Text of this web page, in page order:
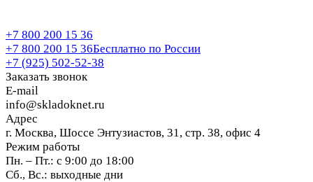
+7 800 200 15 36
+7 800 200 15 36Бесплатно по России
+7 (925) 502-52-38
Заказать звонок
E-mail
info@skladoknet.ru
Адрес
г. Москва, Шоссе Энтузиастов, 31, стр. 38, офис 4
Режим работы
Пн. – Пт.: с 9:00 до 18:00
Сб., Вс.: выходные дни